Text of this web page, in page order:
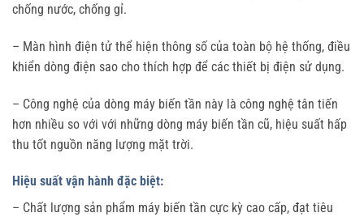
chống nước, chống gỉ.
– Màn hình điện tử thể hiện thông số của toàn bộ hệ thống, điều
khiển dòng điện sao cho thích hợp để các thiết bị điện sử dụng.
– Công nghệ của dòng máy biến tần này là công nghệ tân tiến
hơn nhiều so với với những dòng máy biến tần cũ, hiệu suất hấp
thu tốt nguồn năng lượng mặt trời.
Hiệu suất vận hành đặc biệt:
– Chất lượng sản phẩm máy biến tần cực kỳ cao cấp, đạt tiêu